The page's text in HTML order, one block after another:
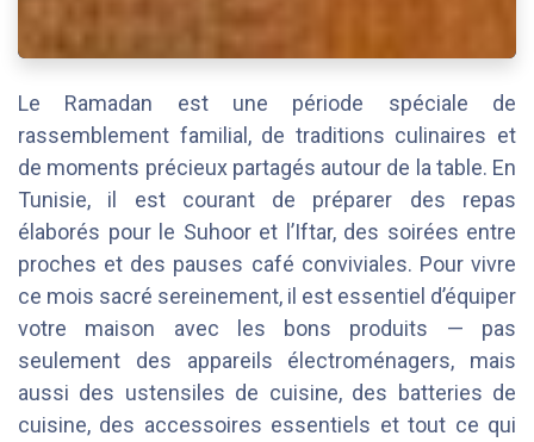
Le Ramadan est une période spéciale de
rassemblement familial, de traditions culinaires et
de moments précieux partagés autour de la table. En
Tunisie, il est courant de préparer des repas
élaborés pour le Suhoor et l’Iftar, des soirées entre
proches et des pauses café conviviales. Pour vivre
ce mois sacré sereinement, il est essentiel d’équiper
votre maison avec les bons produits — pas
seulement des appareils électroménagers, mais
aussi des ustensiles de cuisine, des batteries de
cuisine, des accessoires essentiels et tout ce qui